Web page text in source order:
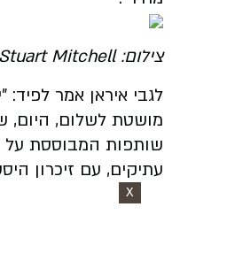
צילום: Stuart Mitchell
לגבי איראן אמר
מושטת לשלום, היום,
שותפות המבוססת על
עתיקים, עם זיכרון
X